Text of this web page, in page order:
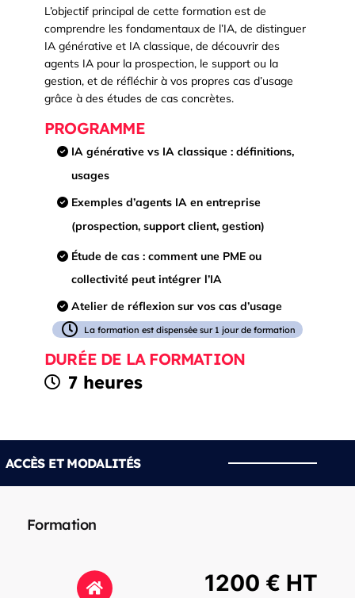
L’objectif principal de cette formation est de
comprendre les fondamentaux de l’IA, de distinguer
IA générative et IA classique, de découvrir des
agents IA pour la prospection, le support ou la
gestion, et de réfléchir à vos propres cas d’usage
grâce à des études de cas concrètes.
PROGRAMME
IA générative vs IA classique : définitions,
usages
Exemples d’agents IA en entreprise
(prospection, support client, gestion)
Étude de cas : comment une PME ou
collectivité peut intégrer l’IA
Atelier de réflexion sur vos cas d’usage
La formation est dispensée sur 1 jour de formation
DURÉE DE LA FORMATION
7 heures
ACCÈS ET MODALITÉS
Formation
1200 € HT